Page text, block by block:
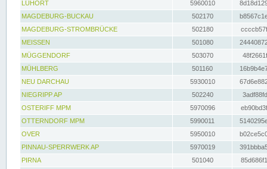
LÜHORT
5960010
MAGDEBURG-BUCKAU
502170
MAGDEBURG-STROMBRÜCKE
502180
MEISSEN
501080
MÜGGENDORF
503070
MÜHLBERG
501160
NEU DARCHAU
5930010
NIEGRIPP AP
502240
OSTERIFF MPM
5970096
OTTERNDORF MPM
5990011
OVER
5950010
PINNAU-SPERRWERK AP
5970019
PIRNA
501040